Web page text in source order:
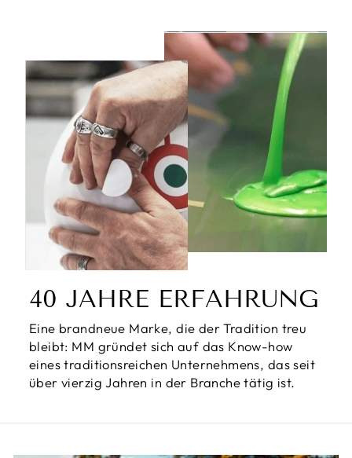
40 JAHRE ERFAHRUNG
Eine brandneue Marke, die der Tradition treu
bleibt: MM gründet sich auf das Know-how
eines traditionsreichen Unternehmens, das seit
über vierzig Jahren in der Branche tätig ist.